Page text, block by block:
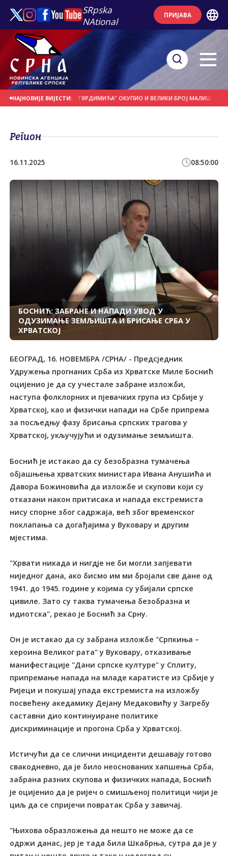
SRpska
NAtional
ПРИЈАВА
НАЈНОВИЈЕ ВИЈЕСТИ:
"ВИТЕЗОВИ ТВРДИМИЋА" ОКУПИО И ВЕЛИКИ БРОЈ МАЛИШАНА
Регион
16.11.2025 08:50:00
БОСНИЋ: ЗАБРАНЕ И НАПАДИ УВОД У
ОДУЗИМАЊЕ ЗЕМЉИШТА И БРИСАЊЕ СРБА У
ХРВАТСКОЈ
БЕОГРАД, 16. НОВЕМБРА /СРНА/ - Предсједник
Удружења прогнаних Срба из Хрватске Миле Боснић
оцијенио је да су учестале забране изложби,
наступа фолклорних и пјевачких група из Србије у
Хрватској, као и физички напади на Србе припрема
за посљедњу фазу брисања српских трагова у
Хрватској, укључујући и одузимање земљишта.
Боснић је истакао да су безобразна тумачења
објашњења хрватских министара Ивана Анушића и
Давора Божиновића да изложбе и скупови који су
отказани након притисака и напада екстремиста
нису спорне због садржаја, већ због временског
поклапања са догађајима у Вуковару и другим
мјестима.
"Хрвати никада и нигдје не би могли запјевати
ниједног дана, ако бисмо им ми бројали све дане од
1941. до 1945. године у којима су убијали српске
цивиле. Зато су таква тумачења безобразна и
идиотска", рекао је Боснић за Срну.
Он је истакао да су забрана изложбе "Српкиња –
хероина Великог рата" у Вуковару, отказивање
манифестације "Дани српске културе" у Сплиту,
припремање напада на младе каратисте из Србије у
Ријеци и покушај упада екстремиста на изложбу
посвећену акедамику Дејану Медаковићу у Загребу
саставни дио континуиране политике
дискриминације и прогона Срба у Хрватској.
Истичући да се слични инциденти дешавају готово
свакодневно, да је било неоснованих хапшења Срба,
забрана разних скупова и физичких напада, Боснић
је оцијенио да је ријеч о смишљеној политици чији је
циљ да се спријечи повратак Срба у завичај.
"Њихова образложења да нешто не може да се
одржи данас, јер је тада била Шкабрња, сутра да је у